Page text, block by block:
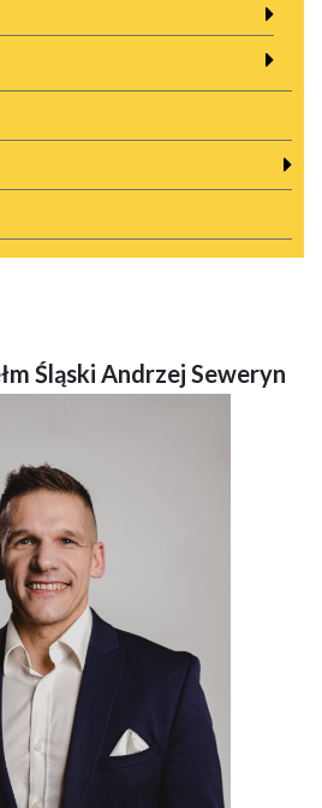
Śląski Andrzej Seweryn